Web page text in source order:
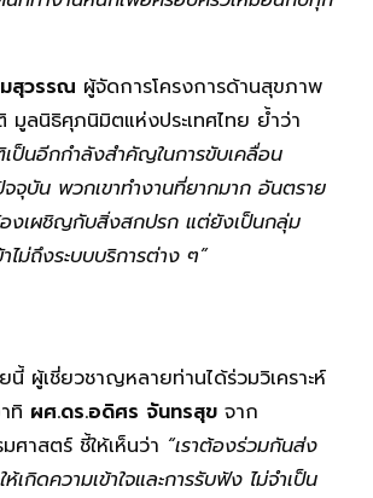
สุวรรณ ผู้จัดการโครงการด้านสุขภาพ
มูลนิธิศุภนิมิตแห่งประเทศไทย ย้ำว่า
เป็นอีกกำลังสำคัญในการขับเคลื่อน
จจุบัน พวกเขาทำงานที่ยากมาก อันตราย
องเผชิญกับสิ่งสกปรก แต่ยังเป็นกลุ่ม
าไม่ถึงระบบบริการต่าง ๆ”
นี้ ผู้เชี่ยวชาญหลายท่านได้ร่วมวิเคราะห์
ทิ ผศ.ดร.อดิศร จันทรสุข จาก
ศาสตร์ ชี้ให้เห็นว่า “เราต้องร่วมกันส่ง
เกิดความเข้าใจและการรับฟัง ไม่จำเป็น